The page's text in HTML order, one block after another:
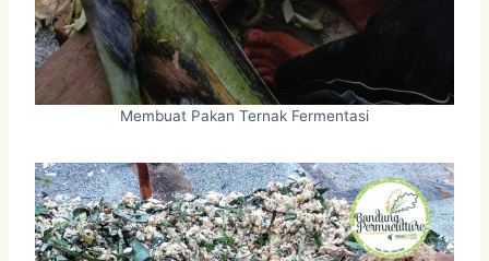
Membuat Pakan Ternak Fermentasi